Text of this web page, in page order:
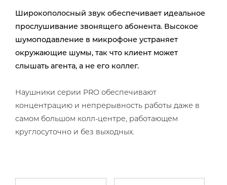
Широкополосный звук обеспечивает идеальное
прослушивание звонящего абонента. Высокое
шумоподавление в микрофоне устраняет
окружающие шумы, так что клиент может
слышать агента, а не его коллег.
Наушники серии PRO обеспечивают
концентрацию и непрерывность работы даже в
самом большом колл-центре, работающем
круглосуточно и без выходных.